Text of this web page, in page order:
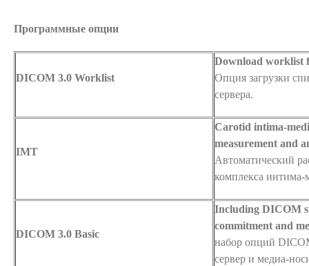
Программные опции
DICOM 3.0 Worklist
Download worklist
Опция загрузки
сервера.
IMT
Carotid intima-
measurement and
Автоматический
комплекса интима-
DICOM 3.0 Basic
Including DICOM
commitment and
набор опций
сервер и медиа-